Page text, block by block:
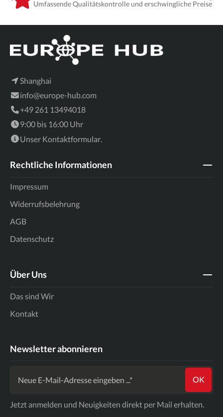
Umfassende Qualitätskontrolle und erschwingliche Preise
Shanghai
info@europe-hub.com
+49 261 13494018
9:00 bis 16:00 Uhr
Unser Kontaktformular.
Rechtliche Informationen
Impressum
Widerrufsbelehrung
AGB
Datenschutz
Über Uns
Das sind Wir
Kontakt
Newsletter abonnieren
OK
Jetzt anmelden und Neuigkeiten direkt per Mail erhalten.